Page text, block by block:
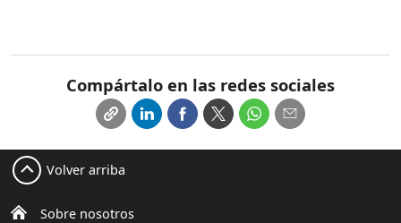
Compártalo en las redes sociales
Sobre nosotros
Volver arriba